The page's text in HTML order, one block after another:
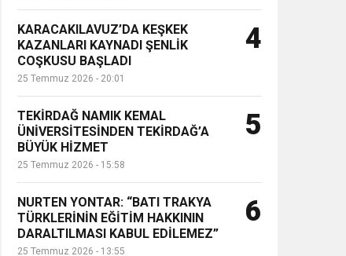
KARACAKILAVUZ’DA KEŞKEK
KAZANLARI KAYNADI ŞENLİK
COŞKUSU BAŞLADI
25 Temmuz 2026 - 20:01
4
TEKİRDAĞ NAMIK KEMAL
ÜNİVERSİTESİNDEN TEKİRDAĞ’A
BÜYÜK HİZMET
25 Temmuz 2026 - 15:58
5
NURTEN YONTAR: “BATI TRAKYA
TÜRKLERİNİN EĞİTİM HAKKININ
DARALTILMASI KABUL EDİLEMEZ”
25 Temmuz 2026 - 13:55
6